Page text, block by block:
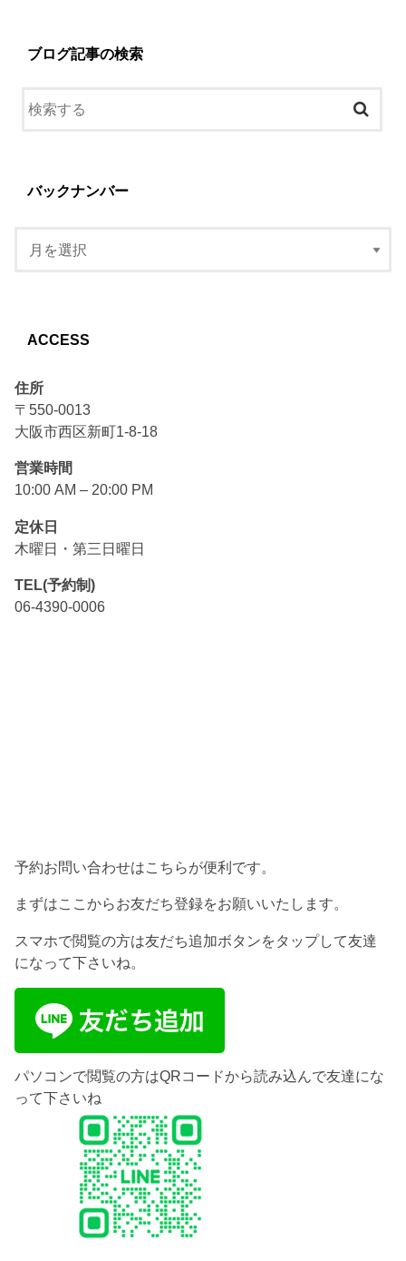
ブログ記事の検索
バックナンバー
ACCESS
住所
〒550-0013
大阪市西区新町1-8-18
営業時間
10:00 AM – 20:00 PM
定休日
木曜日・第三日曜日
TEL(予約制)
06-4390-0006
予約お問い合わせはこちらが便利です。
まずはここからお友だち登録をお願いいたします。
スマホで閲覧の方は友だち追加ボタンをタップして友達
になって下さいね。
パソコンで閲覧の方はQRコードから読み込んで友達にな
って下さいね